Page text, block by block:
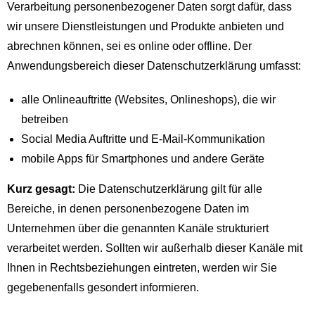
Verarbeitung personenbezogener Daten sorgt dafür, dass
wir unsere Dienstleistungen und Produkte anbieten und
abrechnen können, sei es online oder offline. Der
Anwendungsbereich dieser Datenschutzerklärung umfasst:
alle Onlineauftritte (Websites, Onlineshops), die wir
betreiben
Social Media Auftritte und E-Mail-Kommunikation
mobile Apps für Smartphones und andere Geräte
Kurz gesagt: Die Datenschutzerklärung gilt für alle
Bereiche, in denen personenbezogene Daten im
Unternehmen über die genannten Kanäle strukturiert
verarbeitet werden. Sollten wir außerhalb dieser Kanäle mit
Ihnen in Rechtsbeziehungen eintreten, werden wir Sie
gegebenenfalls gesondert informieren.